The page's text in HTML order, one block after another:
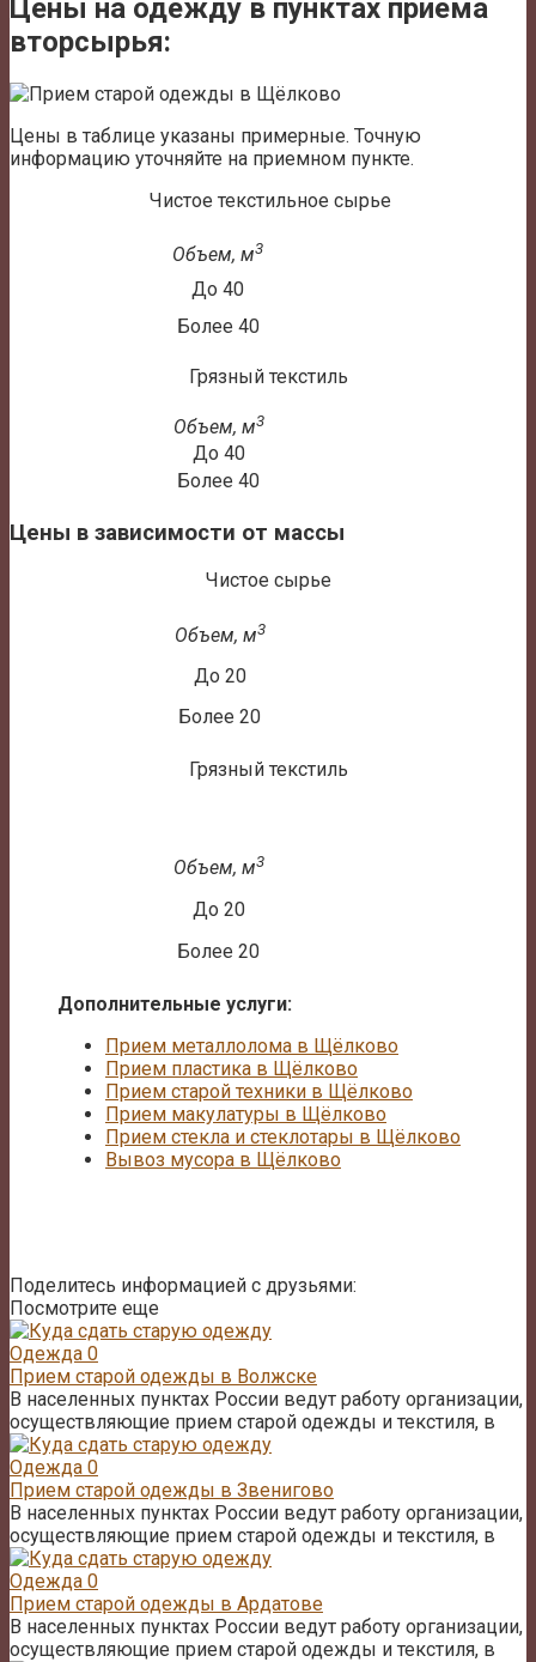
Цены на одежду в пунктах приема
вторсырья:
Цены в таблице указаны примерные. Точную
информацию уточняйте на приемном пункте.
Чистое текстильное сырье
Объем, м3
До 40
Более 40
Грязный текстиль
Объем, м3
До 40
Более 40
Цены в зависимости от массы
Чистое сырье
Объем, м3
До 20
Более 20
Грязный текстиль
Объем, м3
До 20
Более 20
Дополнительные услуги:
Прием металлолома в Щёлково
Прием пластика в Щёлково
Прием старой техники в Щёлково
Прием макулатуры в Щёлково
Прием стекла и стеклотары в Щёлково
Вывоз мусора в Щёлково
Поделитесь информацией с друзьями:
Посмотрите еще
Одежда 0
Прием старой одежды в Волжске
В населенных пунктах России ведут работу организации,
осуществляющие прием старой одежды и текстиля, в
Одежда 0
Прием старой одежды в Звенигово
В населенных пунктах России ведут работу организации,
осуществляющие прием старой одежды и текстиля, в
Одежда 0
Прием старой одежды в Ардатове
В населенных пунктах России ведут работу организации,
осуществляющие прием старой одежды и текстиля, в